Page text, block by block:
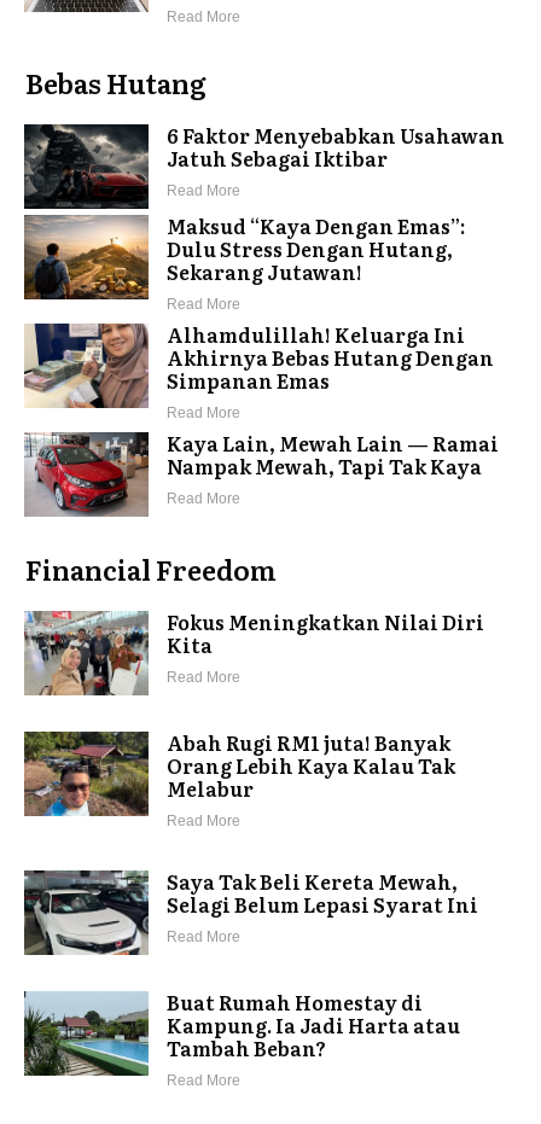
Read More
Bebas Hutang
6 Faktor Menyebabkan Usahawan
Jatuh Sebagai Iktibar
Read More
Maksud “Kaya Dengan Emas”:
Dulu Stress Dengan Hutang,
Sekarang Jutawan!
Read More
Alhamdulillah! Keluarga Ini
Akhirnya Bebas Hutang Dengan
Simpanan Emas
Read More
Kaya Lain, Mewah Lain — Ramai
Nampak Mewah, Tapi Tak Kaya
Read More
Financial Freedom
Fokus Meningkatkan Nilai Diri
Kita
Read More
Abah Rugi RM1 juta! Banyak
Orang Lebih Kaya Kalau Tak
Melabur
Read More
Saya Tak Beli Kereta Mewah,
Selagi Belum Lepasi Syarat Ini
Read More
Buat Rumah Homestay di
Kampung. Ia Jadi Harta atau
Tambah Beban?
Read More